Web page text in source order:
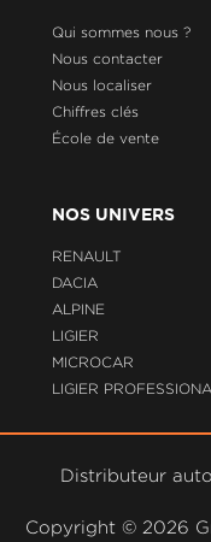
Qui sommes nous ?
Nous contacter
Nous localiser
Chiffres clés
École de vente
NOS UNIVERS
RENAULT
DACIA
ALPINE
LIGIER
MICROCAR
LIGIER
Distributeur
Copyright © 2026